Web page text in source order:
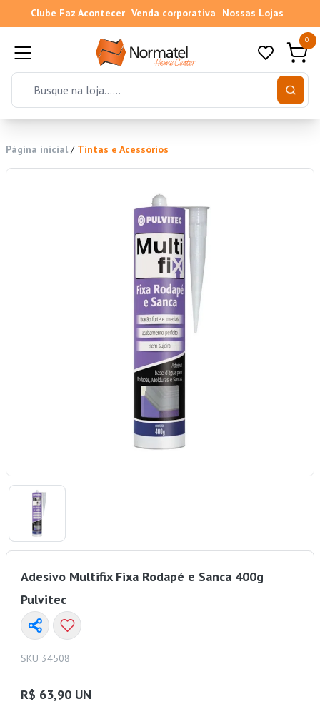
Clube Faz Acontecer Venda corporativa Nossas Lojas
0
Página inicial / Tintas e Acessórios
Adesivo Multifix Fixa Rodapé e Sanca 400g
Pulvitec
SKU 34508
R$ 63,90 UN